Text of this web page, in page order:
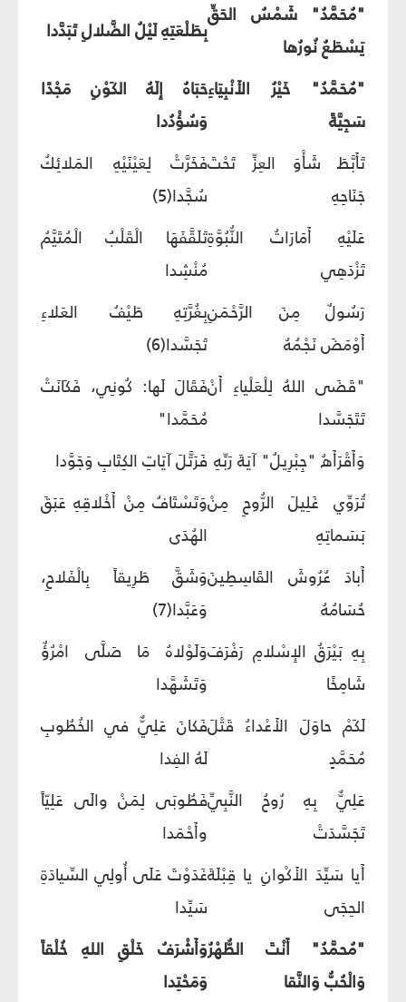
"مُحَمَّدُ" شَمْسُ الحَقِّ
يَسْطَعُ نُورُها
بِطَلْعَتِهِ لَيْلُ الضَّلالِ تَبَدَّدا
"مُحَمَّدُ" خَيْرُ الأَنْبِيَاءِ
سَجِيَّةً
حَبَاهُ إِلَهُ الكَوْنِ مَجْدًا
وَسُؤْدُدا
تَأَبَّطَ شَأْوَ العِزِّ تَحْتَ
جَنَاحِهِ
فَخَرَّتْ لِعَيْنَيْهِ المَلائِكُ
سُجَّدا(5)
عَلَيْهِ أَمَارَاتُ النُّبُوَّةِ
تَزْدَهِي
تَلَقَّفَهَا الْقَلْبُ الْمُتَيَّمُ
مُنْشِدا
رَسُولٌ مِنَ الرَّحْمَنِ
أَوْمَضَ نَجْمُهُ
بِغُرَّتِهِ طَيْفُ العَلاءِ
تَجَسَّدا(6)
"قَضَى اللهُ لِلْعَلْياءِ أَنْ
تَتَجَسَّدا
فَقَالَ لَها: كُونِي، فَكَانَتْ
مُحَمَّدا"
وَأَقْرَأَهُ "جِبْرِيلُ" آيَةَ رَبِّهِ فَرَتَّلَ آيَاتِ الكِتَابِ وَجَوَّدا
تُرَوِّي غَلِيلَ الرُّوحِ مِنْ
بَسَماتِهِ
وَتَسْتَافُ مِنْ أَخْلاقِهِ عَبَقَ
الهُدَى
أَبادَ عُرُوشَ القَاسِطِينَ
حُسَامُهُ
وَشَقَّ طَرِيقاً بِالْفَلاحِ،
وَعَبَّدا(7)
بِهِ بَيْرَقُ الإِسْلامِ رَفْرَفَ
شَامِخًا
وَلَوْلاهُ مَا صَلَّى امْرُؤٌ
وَتَشَهَّدا
لَكَمْ حاوَلَ الأَعْداءُ قَتْلَ
مُحَمَّدٍ
فَكانَ عَلِيٌّ في الخُطُوبِ
لَهُ الفِدا
عَلِيٌّ بِهِ رُوحُ النَّبِيِّ
تَجَسَّدَتْ
فَطُوبَى لِمَنْ والَى عَلِيّاً
وأَحْمَدا
أَيا سَيِّدَ الأَكْوانِ يا قِبْلَةَ
الحِجَى
غَدَوْتَ عَلَى أُولِي السِّيادَةِ
سَيِّدا
"مُحمَّدُ" أَنْتَ الطُّهْرُ
وَالْحُبُّ وَالنَّقا
وَأَشْرَفُ خَلْقِ اللهِ خُلْقاً
وَمَحْتِدا